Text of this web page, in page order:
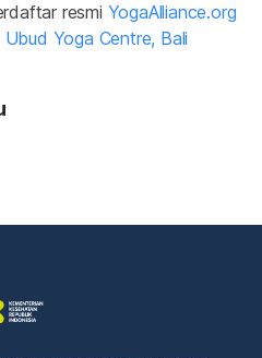
resmi YogaAlliance.org
Ubud Yoga Centre, Bali